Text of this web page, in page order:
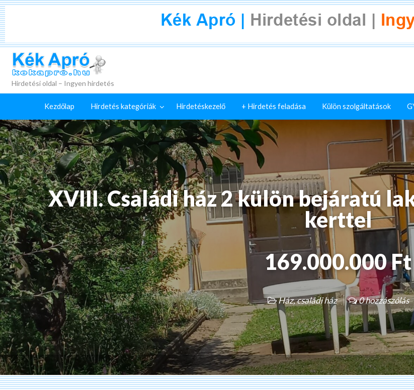
+
Hirdetés
feladása
Hirdetési oldal – Ingyen hirdetés
Kezdőlap Hirdetés kategóriák Hirdetéskezelő + Hirdetés feladása Külön szolgáltatások
XVIII. Családi ház 2 külön bejáratú
kerttel
169.000.000 Ft
Ház, családi ház 0 hozzászólás